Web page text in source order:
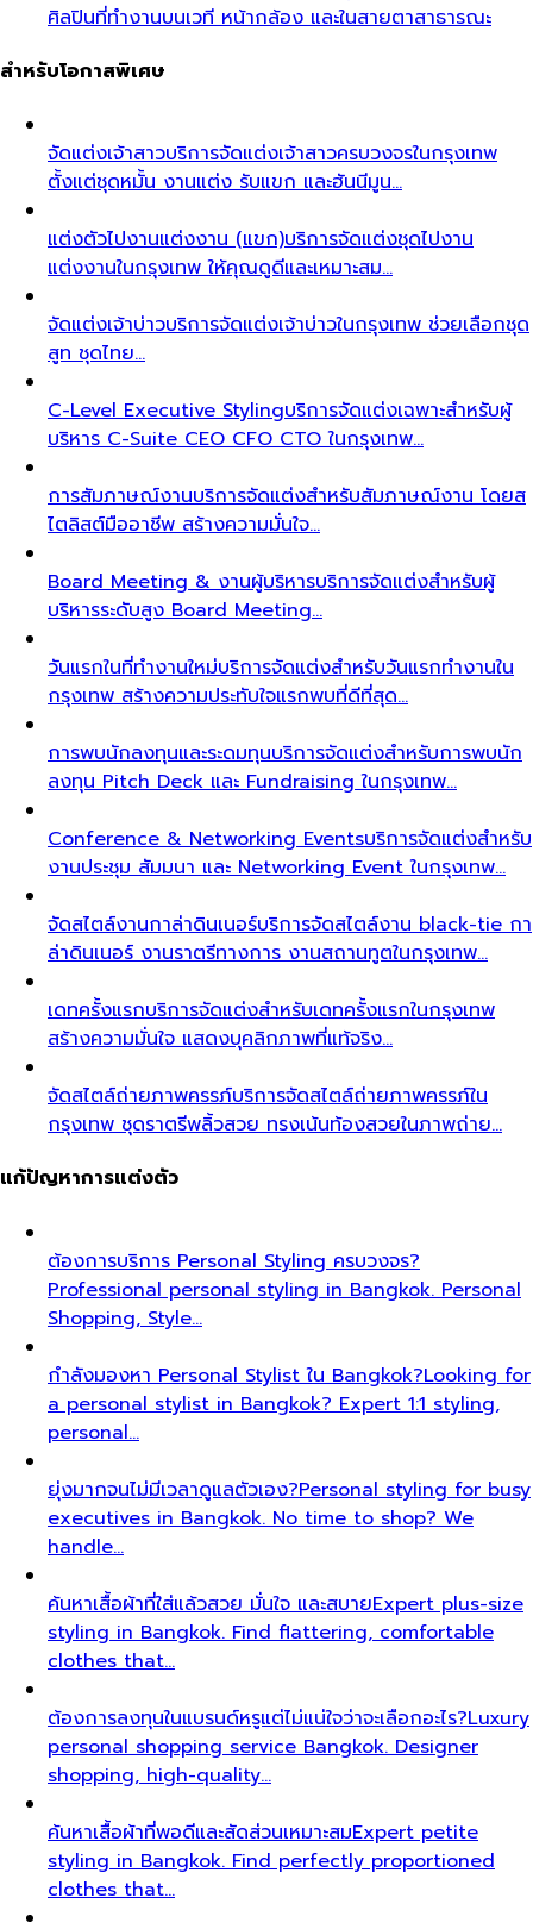
ศิลปินที่ทำงานบนเวที หน้ากล้อง และในสายตาสาธารณะ
สำหรับโอกาสพิเศษ
จัดแต่งเจ้าสาวบริการจัดแต่งเจ้าสาวครบวงจรในกรุงเทพ
ตั้งแต่ชุดหมั้น งานแต่ง รับแขก และฮันนีมูน…
แต่งตัวไปงานแต่งงาน (แขก)บริการจัดแต่งชุดไปงาน
แต่งงานในกรุงเทพ ให้คุณดูดีและเหมาะสม…
จัดแต่งเจ้าบ่าวบริการจัดแต่งเจ้าบ่าวในกรุงเทพ ช่วยเลือกชุด
สูท ชุดไทย…
C-Level Executive Stylingบริการจัดแต่งเฉพาะสำหรับผู้
บริหาร C-Suite CEO CFO CTO ในกรุงเทพ…
การสัมภาษณ์งานบริการจัดแต่งสำหรับสัมภาษณ์งาน โดยส
ไตลิสต์มืออาชีพ สร้างความมั่นใจ…
Board Meeting & งานผู้บริหารบริการจัดแต่งสำหรับผู้
บริหารระดับสูง Board Meeting…
วันแรกในที่ทำงานใหม่บริการจัดแต่งสำหรับวันแรกทำงานใน
กรุงเทพ สร้างความประทับใจแรกพบที่ดีที่สุด…
การพบนักลงทุนและระดมทุนบริการจัดแต่งสำหรับการพบนัก
ลงทุน Pitch Deck และ Fundraising ในกรุงเทพ…
Conference & Networking Eventsบริการจัดแต่งสำหรับ
งานประชุม สัมมนา และ Networking Event ในกรุงเทพ…
จัดสไตล์งานกาล่าดินเนอร์บริการจัดสไตล์งาน black-tie กา
ล่าดินเนอร์ งานราตรีทางการ งานสถานทูตในกรุงเทพ…
เดทครั้งแรกบริการจัดแต่งสำหรับเดทครั้งแรกในกรุงเทพ
สร้างความมั่นใจ แสดงบุคลิกภาพที่แท้จริง…
จัดสไตล์ถ่ายภาพครรภ์บริการจัดสไตล์ถ่ายภาพครรภ์ใน
กรุงเทพ ชุดราตรีพลิ้วสวย ทรงเน้นท้องสวยในภาพถ่าย…
แก้ปัญหาการแต่งตัว
ต้องการบริการ Personal Styling ครบวงจร?
Professional personal styling in Bangkok. Personal
Shopping, Style…
กำลังมองหา Personal Stylist ใน Bangkok?Looking for
a personal stylist in Bangkok? Expert 1:1 styling,
personal…
ยุ่งมากจนไม่มีเวลาดูแลตัวเอง?Personal styling for busy
executives in Bangkok. No time to shop? We
handle…
ค้นหาเสื้อผ้าที่ใส่แล้วสวย มั่นใจ และสบายExpert plus-size
styling in Bangkok. Find flattering, comfortable
clothes that…
ต้องการลงทุนในแบรนด์หรูแต่ไม่แน่ใจว่าจะเลือกอะไร?Luxury
personal shopping service Bangkok. Designer
shopping, high-quality…
ค้นหาเสื้อผ้าที่พอดีและสัดส่วนเหมาะสมExpert petite
styling in Bangkok. Find perfectly proportioned
clothes that…